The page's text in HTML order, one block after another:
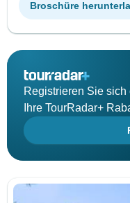
Broschüre
Registrieren Sie
Ihre TourRadar+